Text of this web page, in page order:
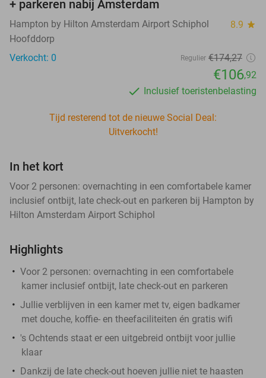
+ parkeren nabij Amsterdam
Hampton by Hilton Amsterdam Airport Schiphol 8.9 star
Hoofddorp
Verkocht: 0
Regulier €174,27
€106,92
Inclusief toeristenbelasting
Tijd resterend tot de nieuwe Social Deal:
Uitverkocht!
In het kort
Voor 2 personen: overnachting in een comfortabele kamer
inclusief ontbijt, late check-out en parkeren bij Hampton by
Hilton Amsterdam Airport Schiphol
Highlights
Voor 2 personen: overnachting in een comfortabele
kamer inclusief ontbijt, late check-out en parkeren
Jullie verblijven in een kamer met tv, eigen badkamer
met douche, koffie- en theefaciliteiten én gratis wifi
's Ochtends staat er een uitgebreid ontbijt voor jullie
klaar
Dankzij de late check-out hoeven jullie niet te haasten